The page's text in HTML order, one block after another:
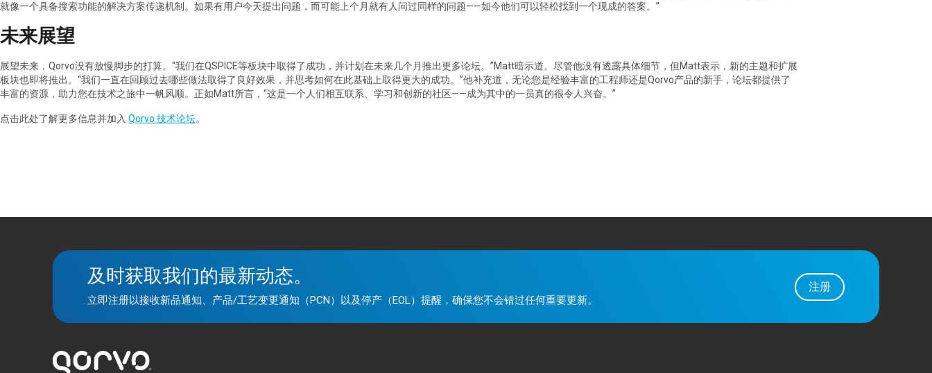
就像一个具备搜索功能的解决方案传递机制。如果有用户今天提出问题，而可能上个月就有人问过同样的问题——如今他们可以轻松找到一个现成的答案。”
未来展望
展望未来，Qorvo没有放慢脚步的打算。“我们在QSPICE等板块中取得了成功，并计划在未来几个月推出更多论坛。”Matt暗示道。尽管他没有透露具体细节，但Matt表示，新的主题和扩展
板块也即将推出。“我们一直在回顾过去哪些做法取得了良好效果，并思考如何在此基础上取得更大的成功。”他补充道，无论您是经验丰富的工程师还是Qorvo产品的新手，论坛都提供了
丰富的资源，助力您在技术之旅中一帆风顺。正如Matt所言，“这是一个人们相互联系、学习和创新的社区——成为其中的一员真的很令人兴奋。”
点击此处了解更多信息并加入 Qorvo 技术论坛。
及时获取我们的最新动态。
立即注册以接收新品通知、产品/工艺变更通知（PCN）以及停产（EOL）提醒，确保您不会错过任何重要更新。
注册